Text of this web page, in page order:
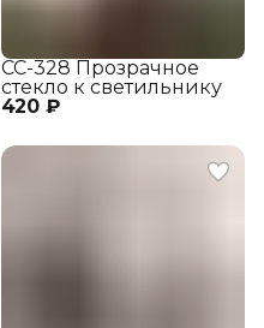
420 ₽
СС-328 Прозрачное
стекло к светильнику